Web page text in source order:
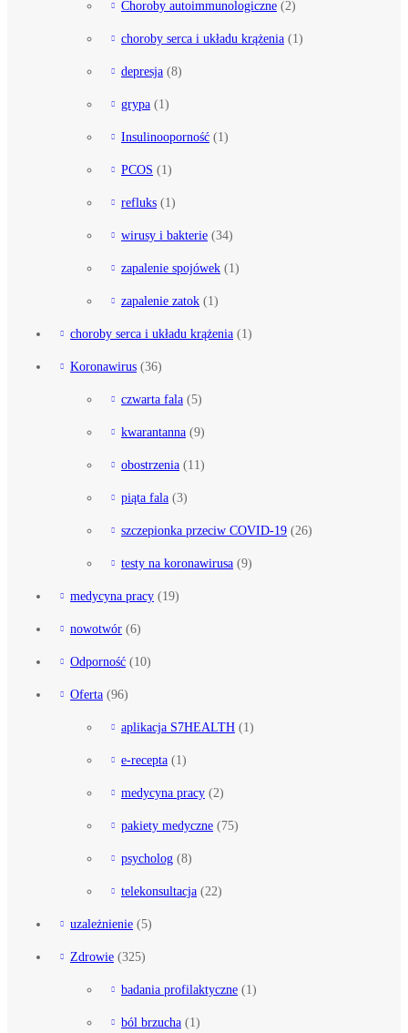
Choroby autoimmunologiczne (2)
choroby serca i układu krążenia (1)
depresja (8)
grypa (1)
Insulinooporność (1)
PCOS (1)
refluks (1)
wirusy i bakterie (34)
zapalenie spojówek (1)
zapalenie zatok (1)
choroby serca i układu krążenia (1)
Koronawirus (36)
czwarta fala (5)
kwarantanna (9)
obostrzenia (11)
piąta fala (3)
szczepionka przeciw COVID-19 (26)
testy na koronawirusa (9)
medycyna pracy (19)
nowotwór (6)
Odporność (10)
Oferta (96)
aplikacja S7HEALTH (1)
e-recepta (1)
medycyna pracy (2)
pakiety medyczne (75)
psycholog (8)
telekonsultacja (22)
uzależnienie (5)
Zdrowie (325)
badania profilaktyczne (1)
ból brzucha (1)